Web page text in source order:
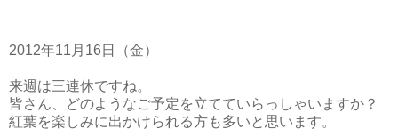
2012年11月16日（金）
来週は三連休ですね。
皆さん、どのようなご予定を立てていらっしゃいますか？
紅葉を楽しみに出かけられる方も多いと思います。